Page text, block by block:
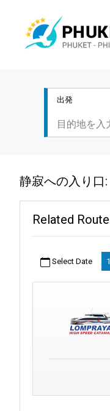
出発
静寂への入り口
Related
Select Date